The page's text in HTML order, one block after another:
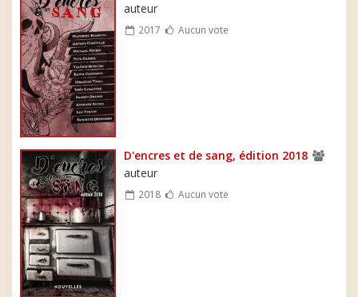
auteur
2017 Aucun vote
D'encres et de sang, édition 2018
auteur
2018 Aucun vote